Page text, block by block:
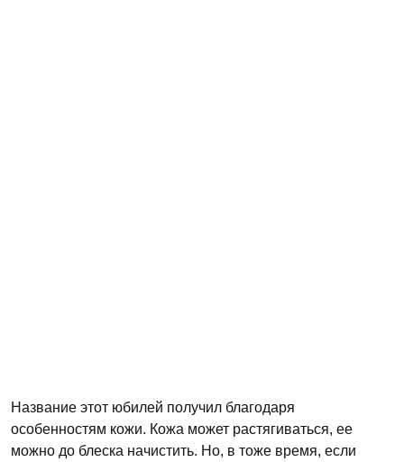
Название этот юбилей получил благодаря
особенностям кожи. Кожа может растягиваться, ее
можно до блеска начистить. Но, в тоже время, если